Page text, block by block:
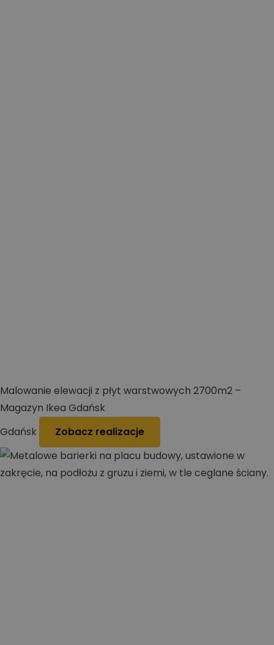
Malowanie elewacji z płyt warstwowych 2700m2 –
Magazyn Ikea Gdańsk
Gdańsk
Zobacz realizacje